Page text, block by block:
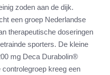
zoden aan de dijk.
een groep Nederlandse
therapeutische doseringen
sporters. De kleine
mg Deca Durabolin®
kreeg een